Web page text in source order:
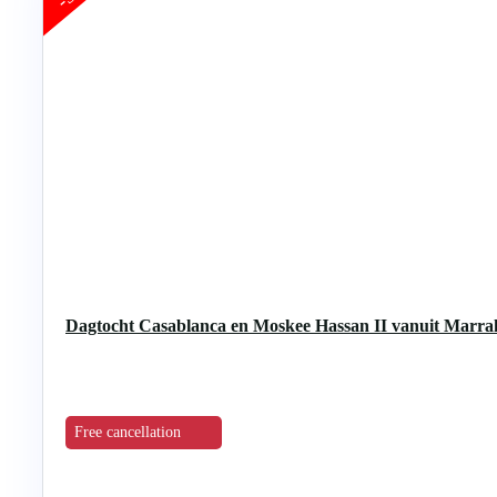
Dagtocht Casablanca en Moskee Hassan II vanuit
Free cancellation